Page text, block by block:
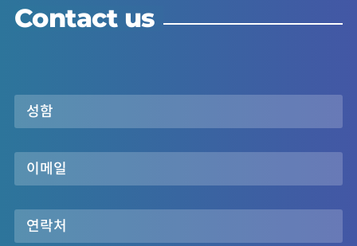
Contact us